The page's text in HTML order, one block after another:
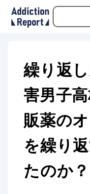
繰り返
害男子
販薬の
を繰り
たのか？